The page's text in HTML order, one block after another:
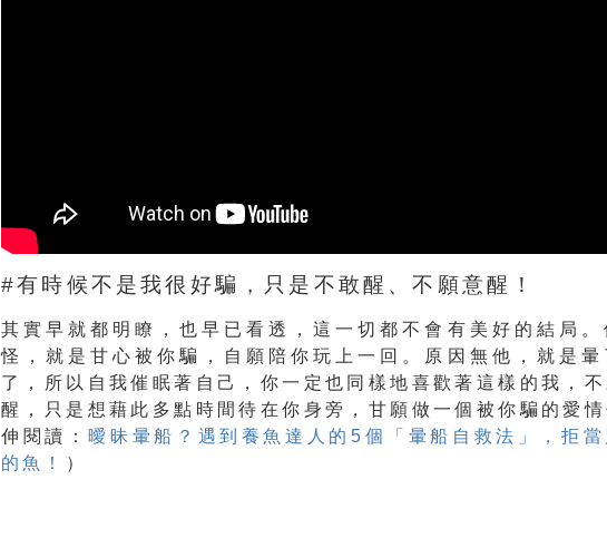
#有時候不是我很好騙，只是不敢醒、不願意醒！
其實早就都明瞭，也早已看透，這一切都不會有美好的結局。
怪，就是甘心被你騙，自願陪你玩上一回。原因無他，就是暈
了，所以自我催眠著自己，你一定也同樣地喜歡著這樣的我，
醒，只是想藉此多點時間待在你身旁，甘願做一個被你騙的愛情
伸閱讀： 曖昧暈船？遇到養魚達人的5個「暈船自救法」，拒當
的魚！
）